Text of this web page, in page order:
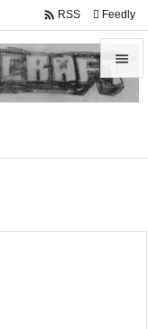


サイド

 RSS Feedly